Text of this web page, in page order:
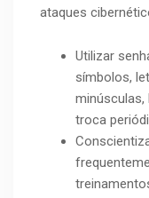
ataques
Utilizar
símbolos,
troca